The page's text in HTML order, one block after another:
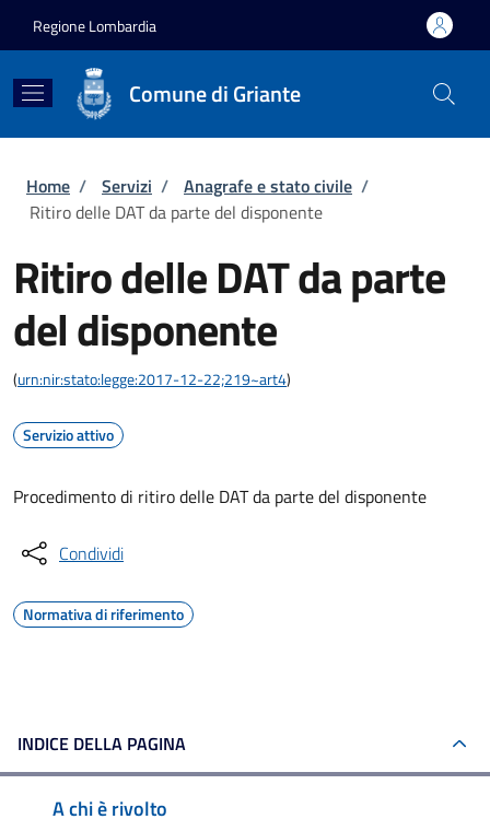
Regione Lombardia
Comune di Griante
Briciole di pane
Home / Servizi / Anagrafe e stato civile /
Ritiro delle DAT da parte del disponente
Ritiro delle DAT da parte
del disponente
(urn:nir:stato:legge:2017-12-22;219~art4)
Servizio attivo
Procedimento di ritiro delle DAT da parte del disponente
Condividi
Normativa di riferimento
INDICE DELLA PAGINA
A chi è rivolto